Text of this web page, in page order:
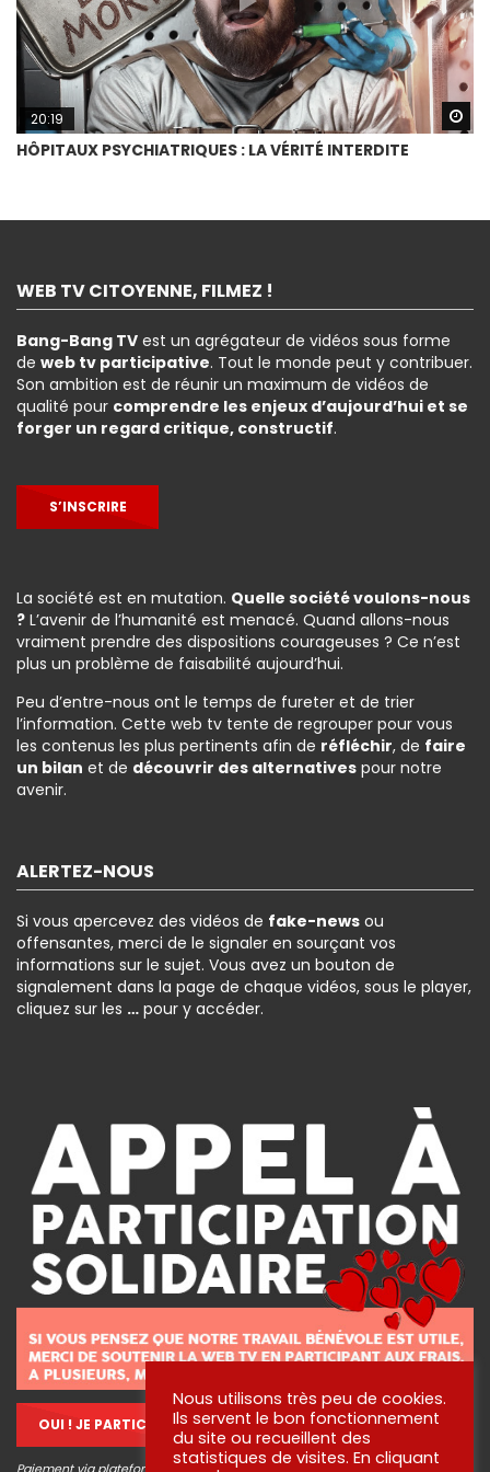
20:19
HÔPITAUX PSYCHIATRIQUES : LA VÉRITÉ INTERDITE
WEB TV CITOYENNE, FILMEZ !
Bang-Bang TV est un agrégateur de vidéos sous forme
de web tv participative. Tout le monde peut y contribuer.
Son ambition est de réunir un maximum de vidéos de
qualité pour comprendre les enjeux d’aujourd’hui et se
forger un regard critique, constructif.
S’INSCRIRE
La société est en mutation. Quelle société voulons-nous
? L’avenir de l’humanité est menacé. Quand allons-nous
vraiment prendre des dispositions courageuses ? Ce n’est
plus un problème de faisabilité aujourd’hui.
Peu d’entre-nous ont le temps de fureter et de trier
l’information. Cette web tv tente de regrouper pour vous
les contenus les plus pertinents afin de réfléchir, de faire
un bilan et de découvrir des alternatives pour notre
avenir.
ALERTEZ-NOUS
Si vous apercevez des vidéos de fake-news ou
offensantes, merci de le signaler en sourçant vos
informations sur le sujet. Vous avez un bouton de
signalement dans la page de chaque vidéos, sous le player,
cliquez sur les … pour y accéder.
OUI ! JE PARTICIPE !
Nous utilisons très peu de cookies.
Ils servent le bon fonctionnement
du site ou recueillent des
statistiques de visites. En cliquant